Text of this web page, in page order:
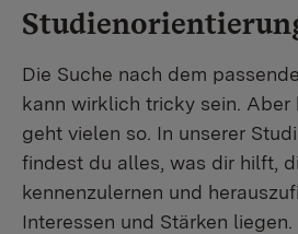
Die Suche nach dem
kann wirklich tricky sein. Aber
geht vielen so. In unserer
findest du alles, was dir hilft,
kennenzulernen und
Interessen und Stärken liegen.